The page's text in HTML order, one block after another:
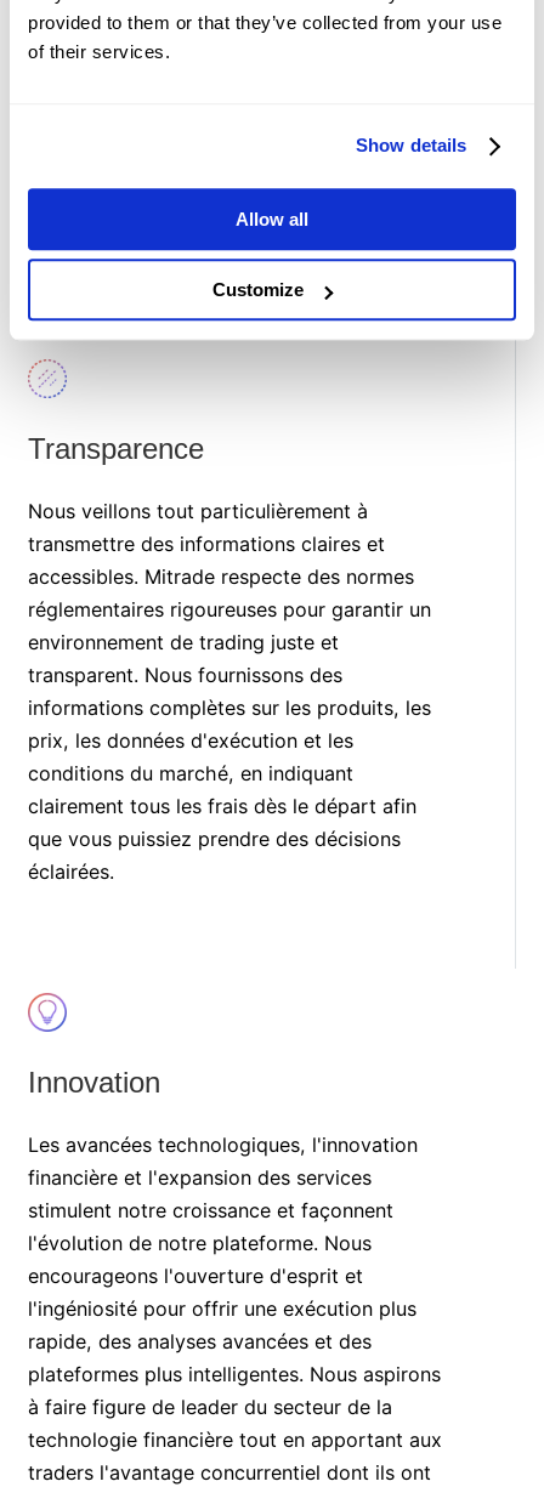
provided to them or that they’ve collected from your use
of their services.
Show details
Allow all
Customize
privilégions la facilité d'utilisation et une
conception inclusive pour améliorer
compétences ou exécutiez des stratégies
Transparence
Nous veillons tout particulièrement à
transmettre des informations claires et
accessibles. Mitrade respecte des normes
réglementaires rigoureuses pour garantir un
environnement de trading juste et
transparent. Nous fournissons des
informations complètes sur les produits, les
prix, les données d'exécution et les
conditions du marché, en indiquant
clairement tous les frais dès le départ afin
que vous puissiez prendre des décisions
éclairées.
Innovation
Les avancées technologiques, l'innovation
financière et l'expansion des services
stimulent notre croissance et façonnent
l'évolution de notre plateforme. Nous
encourageons l'ouverture d'esprit et
l'ingéniosité pour offrir une exécution plus
rapide, des analyses avancées et des
plateformes plus intelligentes. Nous aspirons
à faire figure de leader du secteur de la
technologie financière tout en apportant aux
traders l'avantage concurrentiel dont ils ont